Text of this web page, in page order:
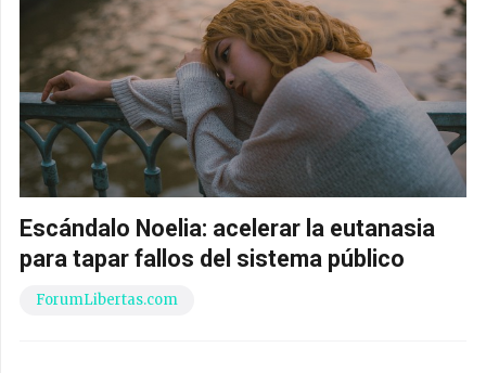
Escándalo Noelia: acelerar la eutanasia
para tapar fallos del sistema público
ForumLibertas.com